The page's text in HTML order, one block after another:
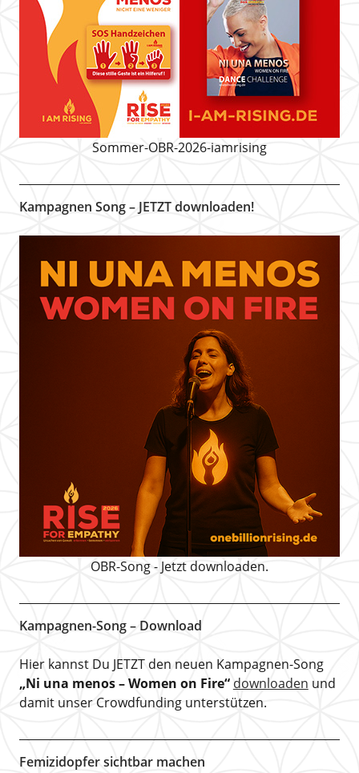
Sommer-OBR-2026-iamrising
Kampagnen Song – JETZT downloaden!
OBR-Song - Jetzt downloaden.
Kampagnen-Song – Download
Hier kannst Du JETZT den neuen Kampagnen-Song
„Ni una menos – Women on Fire“ downloaden und
damit unser Crowdfunding unterstützen.
Femizidopfer sichtbar machen